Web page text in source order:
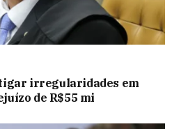
irregularidades em
de R$55 mi